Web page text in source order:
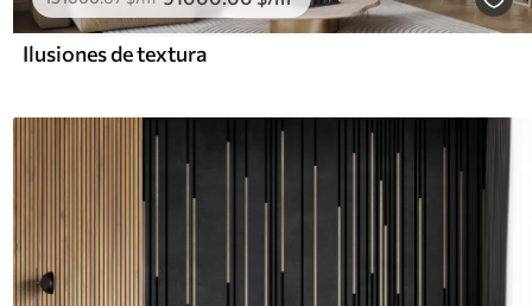
Ilusiones de textura